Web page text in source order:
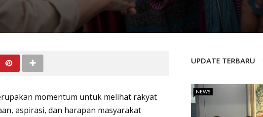
momentum untuk melihat rakyat
aspirasi, dan harapan masyarakat
UPDATE TERBARU
NEWS